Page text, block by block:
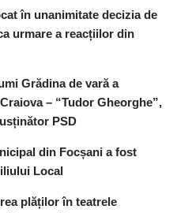
în unanimitate decizia de
urmare a reacțiilor din
Grădina de vară a
– “Tudor Gheorghe”,
PSD
din Focșani a fost
Local
plăților în teatrele